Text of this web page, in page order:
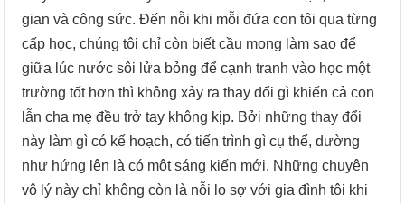
gian và công sức. Đến nỗi khi mỗi đứa con tôi qua từng
cấp học, chúng tôi chỉ còn biết cầu mong làm sao để
giữa lúc nước sôi lửa bỏng để cạnh tranh vào học một
trường tốt hơn thì không xảy ra thay đổi gì khiến cả con
lẫn cha mẹ đều trở tay không kịp. Bởi những thay đổi
này làm gì có kế hoạch, có tiến trình gì cụ thể, dường
như hứng lên là có một sáng kiến mới. Những chuyện
vô lý này chỉ không còn là nỗi lo sợ với gia đình tôi khi